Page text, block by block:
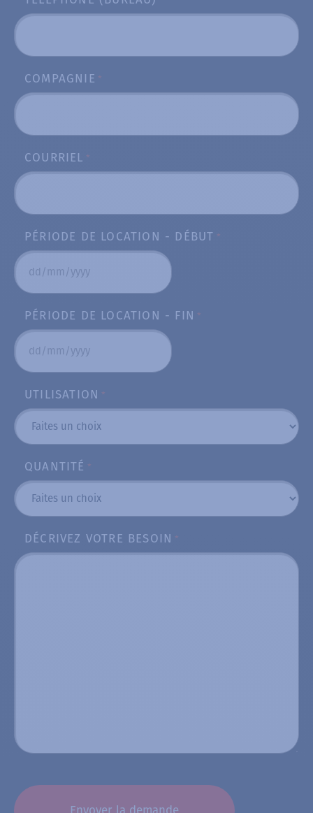
COMPAGNIE *
COURRIEL *
PÉRIODE DE LOCATION - DÉBUT *
DD
MM
slash
YYYY
PÉRIODE DE LOCATION - FIN *
DD
MM
slash
YYYY
UTILISATION *
QUANTITÉ *
DÉCRIVEZ VOTRE BESOIN *